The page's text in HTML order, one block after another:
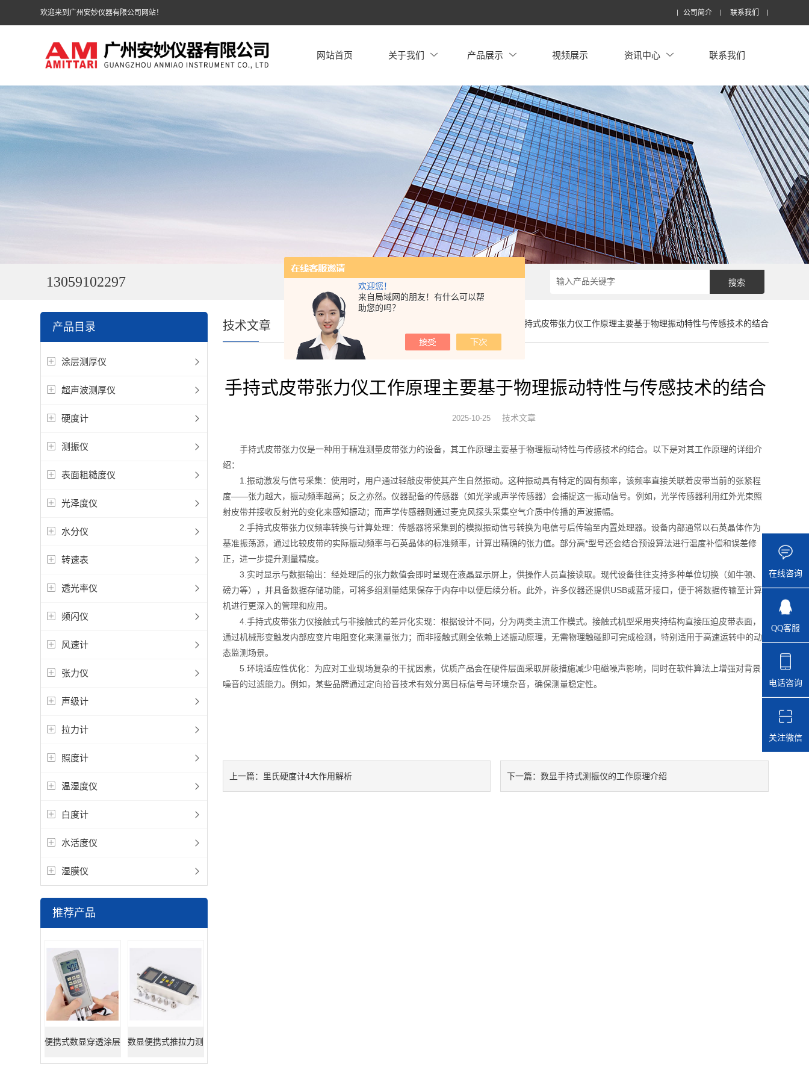
欢迎您！
来自局域网的朋友！有什么可以帮
助您的吗？
欢迎来到广州安妙仪器有限公司网站！ 公司简介 联系我们
网站首页 关于我们 产品展示 视频展示 资讯中心 联系我们
13059102297
产品目录
涂层测厚仪
超声波测厚仪
硬度计
测振仪
表面粗糙度仪
光泽度仪
水分仪
转速表
透光率仪
频闪仪
风速计
张力仪
声级计
拉力计
照度计
温湿度仪
白度计
水活度仪
湿膜仪
推荐产品
便携式数显穿透涂层 数显便携式推拉力测
> 手持式皮带张力仪工作原理主要基于物理振动特性与传感技术的结合
技术文章
手持式皮带张力仪工作原理主要基于物理振动特性与传感技术的结合
2025-10-25 技术文章
手持式皮带张力仪是一种用于精准测量皮带张力的设备，其工作原理主要基于物理振动特性与传感技术的结合。以下是对其工作原理的详细介
绍：
1.振动激发与信号采集：使用时，用户通过轻敲皮带使其产生自然振动。这种振动具有特定的固有频率，该频率直接关联着皮带当前的张紧程
度——张力越大，振动频率越高；反之亦然。仪器配备的传感器（如光学或声学传感器）会捕捉这一振动信号。例如，光学传感器利用红外光束照
射皮带并接收反射光的变化来感知振动；而声学传感器则通过麦克风探头采集空气介质中传播的声波振幅。
2.手持式皮带张力仪频率转换与计算处理：传感器将采集到的模拟振动信号转换为电信号后传输至内置处理器。设备内部通常以石英晶体作为
基准振荡源，通过比较皮带的实际振动频率与石英晶体的标准频率，计算出精确的张力值。部分高*型号还会结合预设算法进行温度补偿和误差修
正，进一步提升测量精度。
3.实时显示与数据输出：经处理后的张力数值会即时呈现在液晶显示屏上，供操作人员直接读取。现代设备往往支持多种单位切换（如牛顿、
磅力等），并具备数据存储功能，可将多组测量结果保存于内存中以便后续分析。此外，许多仪器还提供USB或蓝牙接口，便于将数据传输至计算
机进行更深入的管理和应用。
4.手持式皮带张力仪接触式与非接触式的差异化实现：根据设计不同，分为两类主流工作模式。接触式机型采用夹持结构直接压迫皮带表面，
通过机械形变触发内部应变片电阻变化来测量张力；而非接触式则全依赖上述振动原理，无需物理触碰即可完成检测，特别适用于高速运转中的动
态监测场景。
5.环境适应性优化：为应对工业现场复杂的干扰因素，优质产品会在硬件层面采取屏蔽措施减少电磁噪声影响，同时在软件算法上增强对背景
噪音的过滤能力。例如，某些品牌通过定向拾音技术有效分离目标信号与环境杂音，确保测量稳定性。
上一篇： 里氏硬度计4大作用解析 下一篇：数显手持式测振仪的工作原理介绍
在线咨询
QQ客服
电话咨询
关注微信